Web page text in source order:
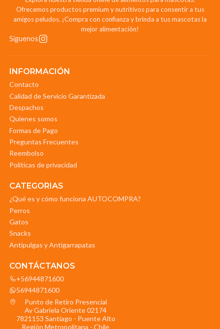
Ofrecemos productos premium y nutritivos para consentir a tus
amigos peludos. ¡Compra con confianza y brinda a tus mascotas la
mejor alimentación!
Síguenos
INFORMACIÓN
Contacto
Calidad de Servicio Garantizada
Despachos
Quienes somos
Formas de Pago
Preguntas Frecuentes
Reembolso
Politicas de privacidad
CATEGORIAS
¿Qué es y cómo funciona AUTOCOMPRA?
Perros
Gatos
Snacks
Antipulgas y Antigarrapatas
CONTÁCTANOS
+56944871600
56944871600
Punto de Retiro Presencial
Av Gabriela Oriente 02174
7821153 Santiago - Puente Alto
Región Metropolitana - Chile